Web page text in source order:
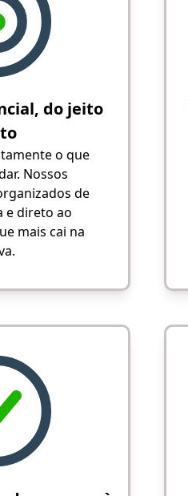
do jeito
o que
Nossos
de
e direto ao
mais cai na